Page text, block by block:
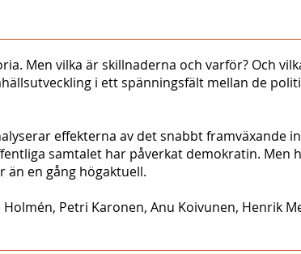
Men vilka är skillnaderna och varför? Och
i ett spänningsfält mellan de
effekterna av det snabbt framväxande
samtalet har påverkat demokratin. Men
än en gång högaktuell.
Petri Karonen, Anu Koivunen, Henrik